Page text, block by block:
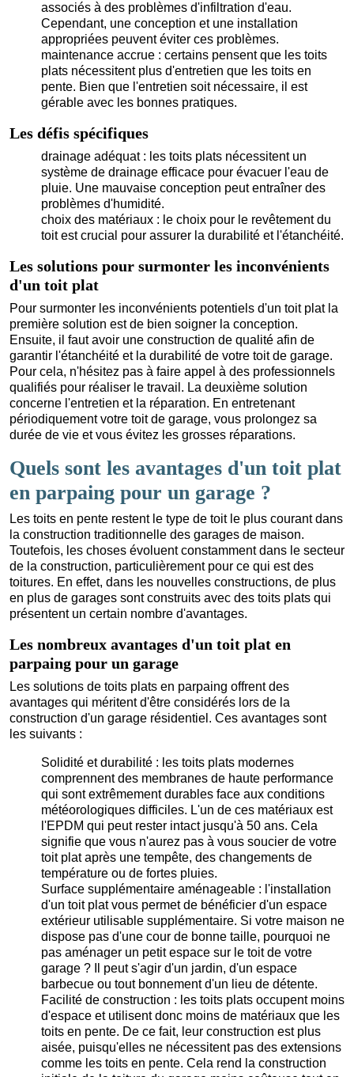
associés à des problèmes d'infiltration d'eau.
Cependant, une conception et une installation
appropriées peuvent éviter ces problèmes.
maintenance accrue : certains pensent que les toits
plats nécessitent plus d'entretien que les toits en
pente. Bien que l'entretien soit nécessaire, il est
gérable avec les bonnes pratiques.
Les défis spécifiques
drainage adéquat : les toits plats nécessitent un
système de drainage efficace pour évacuer l'eau de
pluie. Une mauvaise conception peut entraîner des
problèmes d'humidité.
choix des matériaux : le choix pour le revêtement du
toit est crucial pour assurer la durabilité et l'étanchéité.
Les solutions pour surmonter les inconvénients
d'un toit plat
Pour surmonter les inconvénients potentiels d'un toit plat la
première solution est de bien soigner la conception.
Ensuite, il faut avoir une construction de qualité afin de
garantir l'étanchéité et la durabilité de votre toit de garage.
Pour cela, n'hésitez pas à faire appel à des professionnels
qualifiés pour réaliser le travail. La deuxième solution
concerne l'entretien et la réparation. En entretenant
périodiquement votre toit de garage, vous prolongez sa
durée de vie et vous évitez les grosses réparations.
Quels sont les avantages d'un toit plat
en parpaing pour un garage ?
Les toits en pente restent le type de toit le plus courant dans
la construction traditionnelle des garages de maison.
Toutefois, les choses évoluent constamment dans le secteur
de la construction, particulièrement pour ce qui est des
toitures. En effet, dans les nouvelles constructions, de plus
en plus de garages sont construits avec des toits plats qui
présentent un certain nombre d'avantages.
Les nombreux avantages d'un toit plat en
parpaing pour un garage
Les solutions de toits plats en parpaing offrent des
avantages qui méritent d'être considérés lors de la
construction d'un garage résidentiel. Ces avantages sont
les suivants :
Solidité et durabilité : les toits plats modernes
comprennent des membranes de haute performance
qui sont extrêmement durables face aux conditions
météorologiques difficiles. L'un de ces matériaux est
l'EPDM qui peut rester intact jusqu'à 50 ans. Cela
signifie que vous n'aurez pas à vous soucier de votre
toit plat après une tempête, des changements de
température ou de fortes pluies.
Surface supplémentaire aménageable : l'installation
d'un toit plat vous permet de bénéficier d'un espace
extérieur utilisable supplémentaire. Si votre maison ne
dispose pas d'une cour de bonne taille, pourquoi ne
pas aménager un petit espace sur le toit de votre
garage ? Il peut s'agir d'un jardin, d'un espace
barbecue ou tout bonnement d'un lieu de détente.
Facilité de construction : les toits plats occupent moins
d'espace et utilisent donc moins de matériaux que les
toits en pente. De ce fait, leur construction est plus
aisée, puisqu'elles ne nécessitent pas des extensions
comme les toits en pente. Cela rend la construction